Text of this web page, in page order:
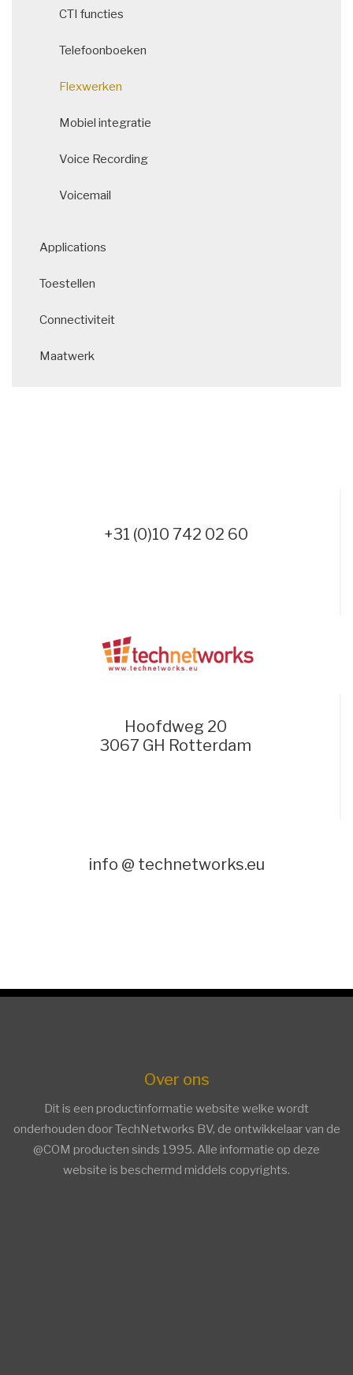
CTI functies
Telefoonboeken
Flexwerken
Mobiel integratie
Voice Recording
Voicemail
Applications
Toestellen
Connectiviteit
Maatwerk
+31 (0)10 742 02 60
Hoofdweg 20
3067 GH Rotterdam
info @ technetworks.eu
Over ons
Dit is een productinformatie website welke wordt
onderhouden door TechNetworks BV, de ontwikkelaar van de
@COM producten sinds 1995. Alle informatie op deze
website is beschermd middels copyrights.